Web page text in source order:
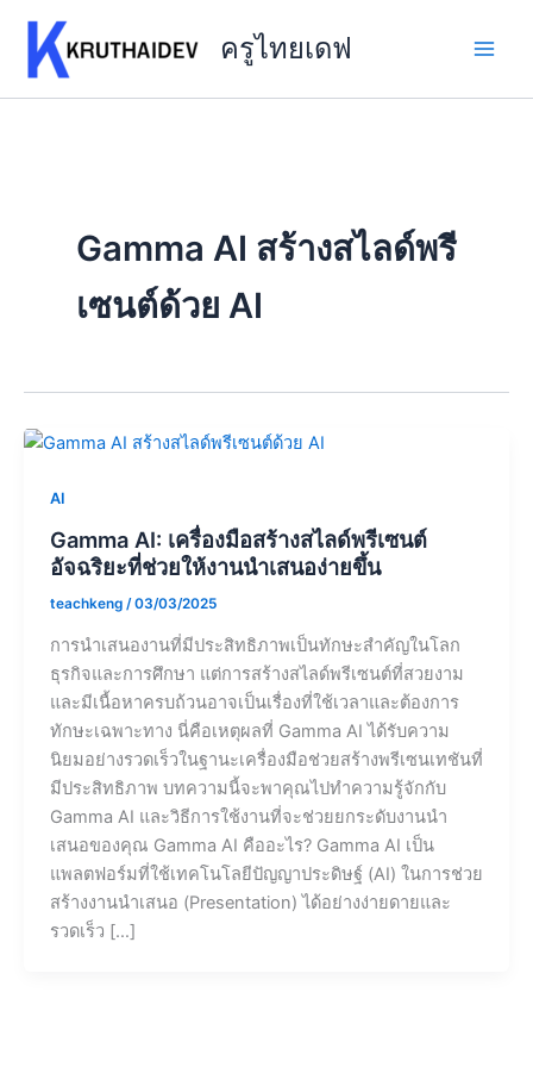
content
ครูไทยเดฟ
Gamma AI สร้างสไลด์พรี
เซนต์ด้วย AI
AI
Gamma AI: เครื่องมือสร้างสไลด์พรีเซนต์
อัจฉริยะที่ช่วยให้งานนำเสนอง่ายขึ้น
teachkeng /03/03/2025
การนำเสนองานที่มีประสิทธิภาพเป็นทักษะสำคัญในโลก
ธุรกิจและการศึกษา แต่การสร้างสไลด์พรีเซนต์ที่สวยงาม
และมีเนื้อหาครบถ้วนอาจเป็นเรื่องที่ใช้เวลาและต้องการ
ทักษะเฉพาะทาง นี่คือเหตุผลที่ Gamma AI ได้รับความ
นิยมอย่างรวดเร็วในฐานะเครื่องมือช่วยสร้างพรีเซนเทชันที่
มีประสิทธิภาพ บทความนี้จะพาคุณไปทำความรู้จักกับ
Gamma AI และวิธีการใช้งานที่จะช่วยยกระดับงานนำ
เสนอของคุณ Gamma AI คืออะไร? Gamma AI เป็น
แพลตฟอร์มที่ใช้เทคโนโลยีปัญญาประดิษฐ์ (AI) ในการช่วย
สร้างงานนำเสนอ (Presentation) ได้อย่างง่ายดายและ
รวดเร็ว […]